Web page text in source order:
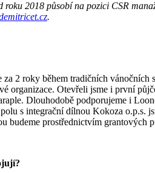
2018 působí na pozici CSR
.
za 2 roky během tradičních
organizace. Otevřeli jsme i první
Dlouhodobě podporujeme i
s integrační dílnou Kokoza
budeme prostřednictvím